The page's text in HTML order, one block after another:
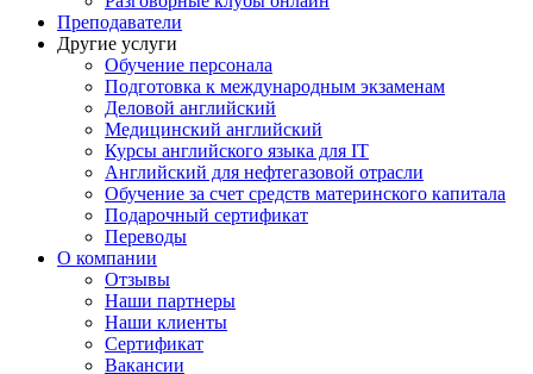
Преподаватели
Другие услуги
Обучение персонала
Подготовка к международным экзаменам
Деловой английский
Медицинский английский
Курсы английского языка для IT
Английский для нефтегазовой отрасли
Обучение за счет средств материнского капитала
Подарочный сертификат
Переводы
О компании
Отзывы
Наши партнеры
Наши клиенты
Сертификат
Вакансии